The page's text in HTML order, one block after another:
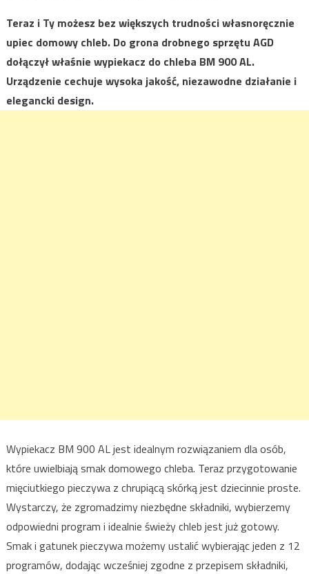
Teraz i Ty możesz bez większych trudności własnoręcznie
upiec domowy chleb. Do grona drobnego sprzętu AGD
dołączył właśnie wypiekacz do chleba BM 900 AL.
Urządzenie cechuje wysoka jakość, niezawodne działanie i
elegancki design.
Wypiekacz BM 900 AL jest idealnym rozwiązaniem dla osób,
które uwielbiają smak domowego chleba. Teraz przygotowanie
mięciutkiego pieczywa z chrupiącą skórką jest dziecinnie proste.
Wystarczy, że zgromadzimy niezbędne składniki, wybierzemy
odpowiedni program i idealnie świeży chleb jest już gotowy.
Smak i gatunek pieczywa możemy ustalić wybierając jeden z 12
programów, dodając wcześniej zgodne z przepisem składniki,